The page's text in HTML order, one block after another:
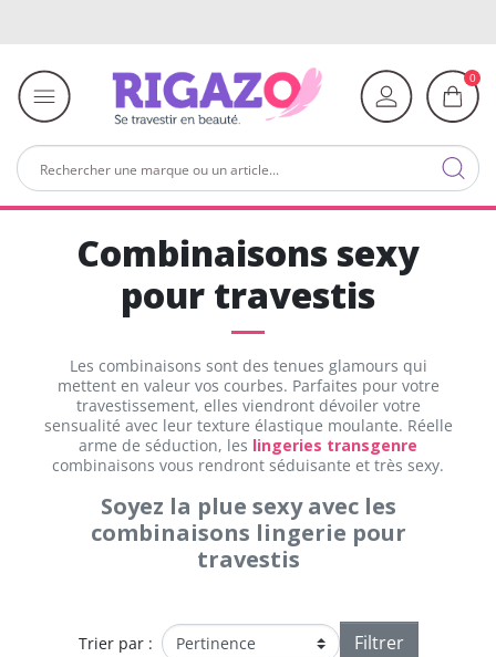
0
Combinaisons sexy
pour travestis
Les combinaisons sont des tenues glamours qui
mettent en valeur vos courbes. Parfaites pour votre
travestissement, elles viendront dévoiler votre
sensualité avec leur texture élastique moulante. Réelle
arme de séduction, les lingeries transgenre
combinaisons vous rendront séduisante et très sexy.
Soyez la plue sexy avec les
combinaisons lingerie pour
travestis
Trier par : Filtrer